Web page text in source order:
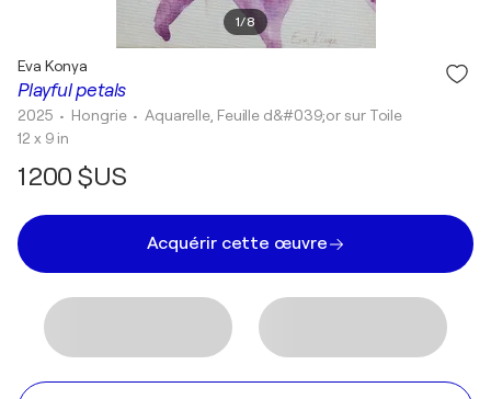
1/8
Playful petals
Eva Konya
2025 • Hongrie • Aquarelle, Feuille d&#039;or sur Toile
12 x 9 in
1 200 $US
Acquérir cette œuvre